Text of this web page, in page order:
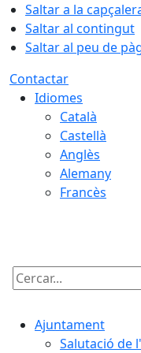
Saltar a la
Saltar al contingut
Saltar al peu de
Contactar
Idiomes
Català
Castellà
Anglès
Alemany
Francès
Cercar:
Ajuntament
Salutació de